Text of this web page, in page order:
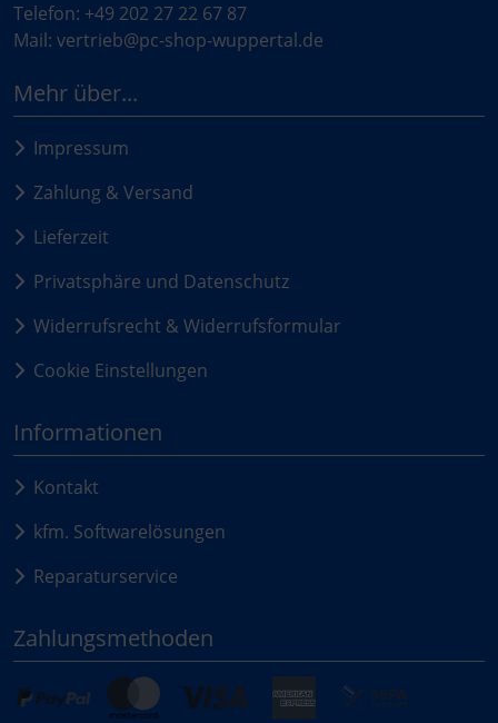
Telefon: +49 202 27 22 67 87
Mail: vertrieb@pc-shop-wuppertal.de
Mehr über...
Impressum
Zahlung & Versand
Lieferzeit
Privatsphäre und Datenschutz
Widerrufsrecht & Widerrufsformular
Cookie Einstellungen
Informationen
Kontakt
kfm. Softwarelösungen
Reparaturservice
Zahlungsmethoden